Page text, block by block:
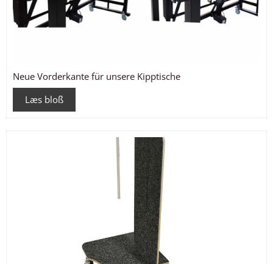
Neue Vorderkante für unsere Kipptische
Læs bloß